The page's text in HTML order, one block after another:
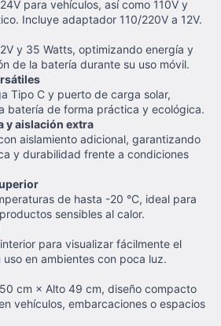
para vehículos, así como 110V y
Incluye adaptador 110/220V a 12V.
y 35 Watts, optimizando energía y
de la batería durante su uso móvil.
Tipo C y puerto de carga solar,
batería de forma práctica y ecológica.
y aislación extra
aislamiento adicional, garantizando
y durabilidad frente a condiciones
de hasta -20 °C, ideal para
sensibles al calor.
para visualizar fácilmente el
en ambientes con poca luz.
cm × Alto 49 cm, diseño compacto
vehículos, embarcaciones o espacios